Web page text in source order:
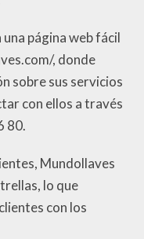
página web fácil
, donde
sobre sus servicios
con ellos a través
80.
Mundollaves
lo que
con los